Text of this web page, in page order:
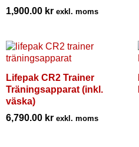
1,900.00 kr exkl. moms
Lifepak CR2 Trainer
Träningsapparat (inkl.
väska)
6,790.00 kr exkl. moms